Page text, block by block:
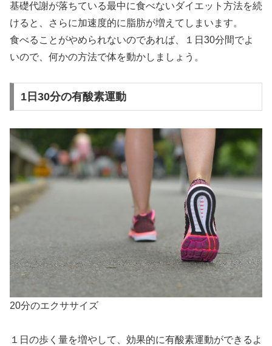
基礎代謝が落ちている最中に食べないダイエット方法を続
けると、さらに加速度的に脂肪が増えてしまいます。
食べることがやめられないのであれば、１日30分間でよ
いので、何かの方法で体を動かしましょう。
1日30分の有酸素運動
20分のエクササイズ
１日の歩く量を増やして、効果的に有酸素運動ができるよ